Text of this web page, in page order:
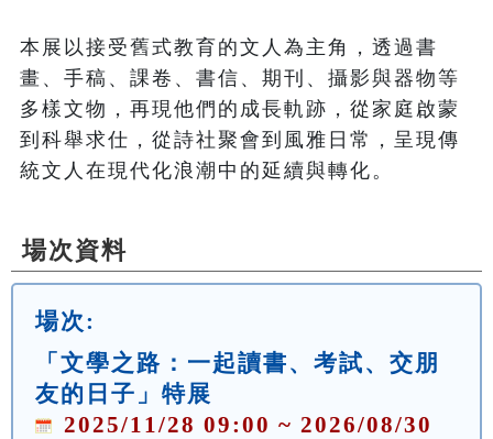
本展以接受舊式教育的文人為主角，透過書
畫、手稿、課卷、書信、期刊、攝影與器物等
多樣文物，再現他們的成長軌跡，從家庭啟蒙
到科舉求仕，從詩社聚會到風雅日常，呈現傳
統文人在現代化浪潮中的延續與轉化。
場次資料
場次:
「文學之路：一起讀書、考試、交朋
友的日子」特展
2025/11/28 09:00 ~ 2026/08/30